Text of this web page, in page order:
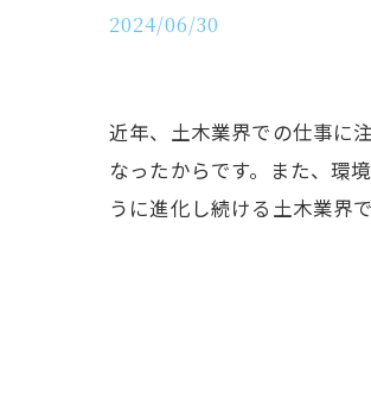
2024/06/30
近年、土木業界での仕事に
なったからです。また、環
うに進化し続ける土木業界